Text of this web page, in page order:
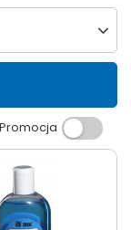
Promocja